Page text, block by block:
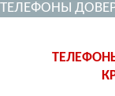
ТЕЛЕФОНЫ